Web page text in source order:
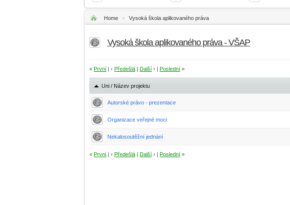
Home » Vysoká škola aplikovaného práva
Vysoká škola aplikovaného práva - VŠAP
« První | ‹ Předešlá | Další › | Poslední »
Uni / Název projektu
Autorské právo - prezentace
Organizace veřejné moci
Nekalosoutěžní jednání
« První | ‹ Předešlá | Další › | Poslední »